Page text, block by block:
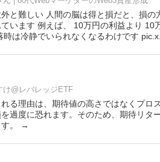
と難しい 人間の脳は得と損だと、損
います 例えば、 10万円の利益より 10
は冷静でいられなくなるわけです
け@レバレッジETF
る理由は、期待値の高さではなくプロ
過度に恐れます。そのため、期待リタ
す。 →